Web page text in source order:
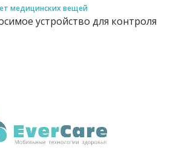
медицинских вещей
устройство для контроля